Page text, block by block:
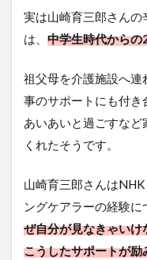
実は山崎育三郎さん
は、 中学生時代からの
祖父母を介護施設へ連
事のサポートにも付
あいあいと過ごすな
くれたそうです。
山崎育三郎さんは
ングケアラーの経験に
ぜ自分が見なきゃい
こうしたサポートが